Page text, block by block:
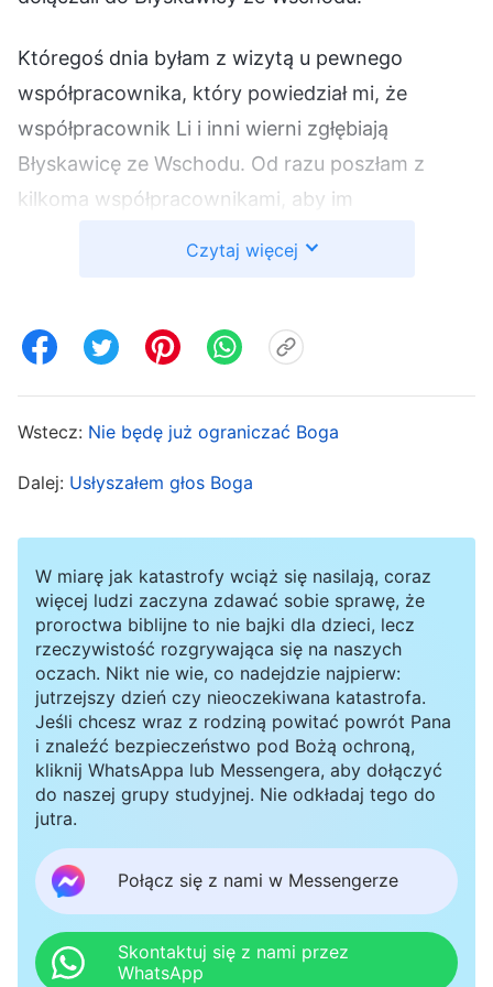
Któregoś dnia byłam z wizytą u pewnego
współpracownika, który powiedział mi, że
współpracownik Li i inni wierni zgłębiają
Błyskawicę ze Wschodu. Od razu poszłam z
kilkoma współpracownikami, aby im
Pan zastąpi na obłokach i wszyscy będą tego
Błyskawicy ze Wschodu, gdy mówią, że Pan
zebranych odparł: „To, co oni głoszą, jest bardzo
wnikliwe i zgodne z Biblią. Czemu nie wolno nam
Zaniepokoiło mnie to i już miałam dalej próbować
ich przekonywać, gdy nagle poczułam ucisk w
gardle i dostałam ataku kaszlu. Zrobiłam się cała
czerwona na twarzy, a z oczu ciekły mi łzy. Nie
byłam w stanie wydusić z siebie słowa. Wszyscy
patrzyli na mnie w zdumieniu. Moi
współpracownicy dali mi szklankę wody, ale
mimo to kaszel nie przechodził. Wpadłam w
panikę i cały czas modliłam się do Pana, aby mi
pomógł i przerwał ten kaszel. Widząc mój stan,
inny współpracownik zaczął mówić za mnie, ale
ledwie po kilku uwagach szybko zakończył
Czytaj więcej
Wstecz: Nie będę już ograniczać Boga
Dalej: Usłyszałem głos Boga
W miarę jak katastrofy wciąż się nasilają, coraz
więcej ludzi zaczyna zdawać sobie sprawę, że
proroctwa biblijne to nie bajki dla dzieci, lecz
rzeczywistość rozgrywająca się na naszych
oczach. Nikt nie wie, co nadejdzie najpierw:
jutrzejszy dzień czy nieoczekiwana katastrofa.
Jeśli chcesz wraz z rodziną powitać powrót Pana
i znaleźć bezpieczeństwo pod Bożą ochroną,
kliknij WhatsAppa lub Messengera, aby dołączyć
do naszej grupy studyjnej. Nie odkładaj tego do
jutra.
Połącz się z nami w Messengerze
Skontaktuj się z nami przez
WhatsApp